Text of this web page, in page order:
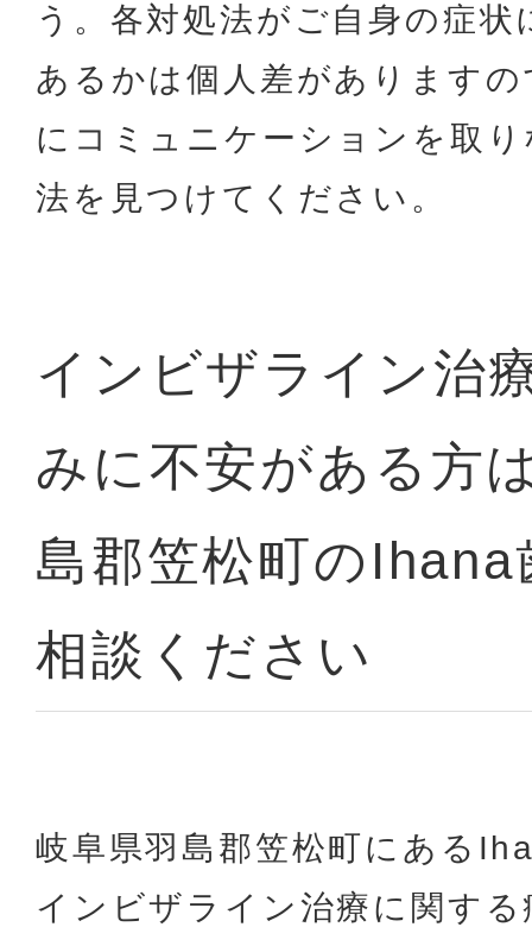
う。各対処法がご自身の症
あるかは個人差があります
にコミュニケーションを取
法を見つけてください。
インビザライン治
み に不安がある方
島郡笠松町の
相談ください
岐阜県羽島郡笠松町にある
インビザライン治療に関す